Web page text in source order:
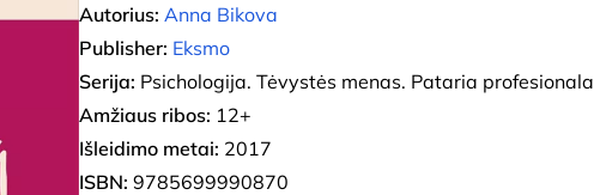
Autorius: Anna Bikova
Publisher: Eksmo
Serija: Psichologija. Tėvystės menas. Pataria
Amžiaus ribos: 12+
Išleidimo metai: 2017
ISBN: 9785699990870